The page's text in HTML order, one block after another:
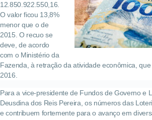
12.850.922.550,16.
O valor ficou 13,8%
menor que o de
2015. O recuo se
deve, de acordo
com o Ministério da
Fazenda, à retração da atividade econômica,
2016.
Para a vice-presidente de Fundos de Governo e
Deusdina dos Reis Pereira, os números das
e contribuem fortemente para o avanço em